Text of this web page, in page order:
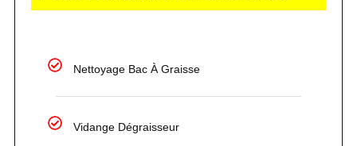
Nettoyage Bac À Graisse
Vidange Dégraisseur